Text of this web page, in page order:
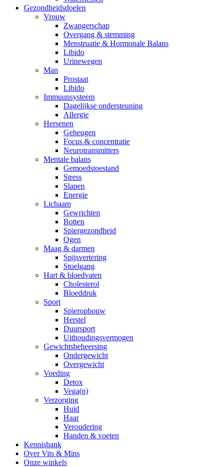
Gezondheidsdoelen
Vrouw
Zwangerschap
Overgang & stemming
Menstruatie & Hormonale Balans
Libido
Urinewegen
Man
Prostaat
Libido
Immuunsysteem
Dagelijkse ondersteuning
Allergie
Hersenen
Geheugen
Focus & concentratie
Neurotransmitters
Mentale balans
Gemoedstoestand
Stress
Slapen
Energie
Lichaam
Gewrichten
Botten
Spiergezondheid
Ogen
Maag & darmen
Spijsvertering
Stoelgang
Hart & bloedvaten
Cholesterol
Bloeddruk
Sport
Spieropbouw
Herstel
Duursport
Uithoudingsvermogen
Gewichtsbeheersing
Ondergewicht
Overgewicht
Voeding
Detox
Vega(n)
Verzorging
Huid
Haar
Veroudering
Handen & voeten
Kennisbank
Over Vits & Mins
Onze winkels